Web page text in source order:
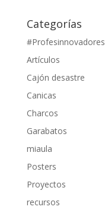
Categorías
#Profesinnovadores
Artículos
Cajón desastre
Canicas
Charcos
Garabatos
miaula
Posters
Proyectos
recursos